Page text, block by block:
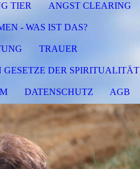
TIER ANGST CLEARING
- WAS IST DAS?
TRAUER
DER SPIRITUALITÄT
DATENSCHUTZ AGB